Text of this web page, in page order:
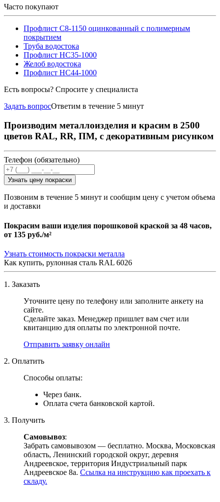
Часто покупают
Профлист С8-1150 оцинкованный с полимерным
покрытием
Труба водостока
Профлист НС35-1000
Желоб водостока
Профлист НС44-1000
Есть вопросы? Спросите у специалиста
Задать вопросОтветим в течение 5 минут
Производим металлоизделия и красим в 2500
цветов RAL, RR, ПМ, с декоративным рисунком
Телефон (обязательно)
Узнать цену покраски
Позвоним в течение 5 минут и сообщим цену с учетом объема
и доставки
Покрасим ваши изделия порошковой краской за 48 часов,
от 135 руб./м²
Узнать стоимость покраски металла
Как купить, рулонная сталь RAL 6026
1. Заказать
Уточните цену по телефону или заполните анкету на
сайте.
Сделайте заказ. Менеджер пришлет вам счет или
квитанцию для оплаты по электронной почте.
Отправить заявку онлайн
2. Оплатить
Способы оплаты:
Через банк.
Оплата счета банковской картой.
3. Получить
Самовывоз:
Забрать самовывозом — бесплатно. Москва, Московская
область, Ленинский городской округ, деревня
Андреевское, территория Индустриальный парк
Андреевское 8а. Ссылка на инструкцию как проехать к
складу.